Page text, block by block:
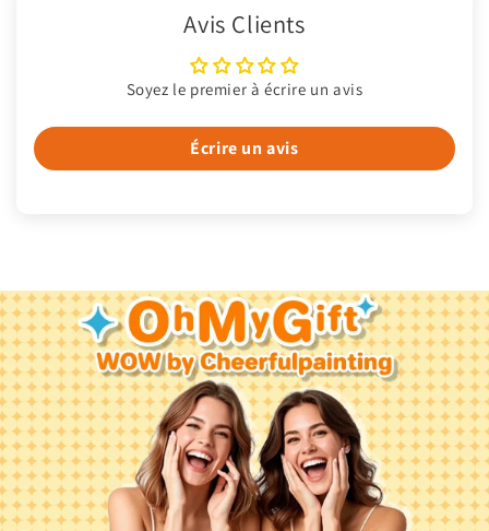
Avis Clients
Soyez le premier à écrire un avis
Écrire un avis